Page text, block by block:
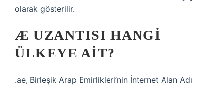
olarak gösterilir.
Æ UZANTISI HANGI
ÜLKEYE AIT?
.ae, Birleşik Arap Emirlikleri’nin İnternet Alan Adı